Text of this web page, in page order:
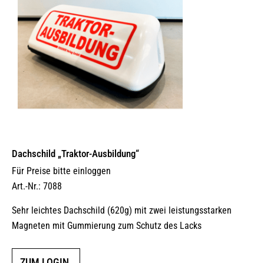
Dachschild „Traktor-Ausbildung“
Für Preise bitte einloggen
Art.-Nr.: 7088
Sehr leichtes Dachschild (620g) mit zwei leistungsstarken
Magneten mit Gummierung zum Schutz des Lacks